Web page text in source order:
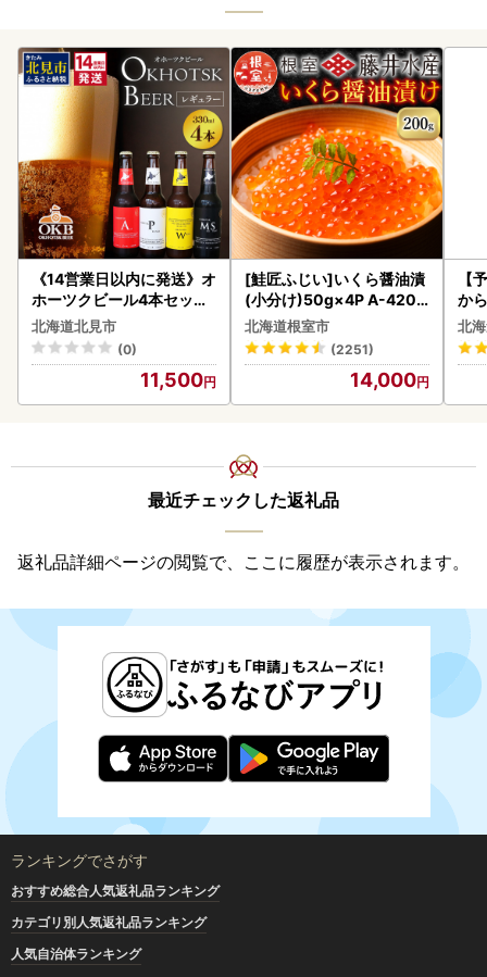
《14営業日以内に発送》オ
ホーツクビール4本セット
( 飲料 飲み物 お酒 ビール
クラフトビール 瓶ビール
贈答 ギフト 贈り物 お中元
御中元 お歳暮 御歳暮 お祝
い プレゼント モルトビー
北海道北見市
(0)
11,500
[鮭匠ふじい]いくら醤油漬
(小分け)50g×4P A-4209
5
北海道根室市
(2251)
14,000
【
か
ら
g (
)【
北
最近チェックした返礼品
返礼品詳細ページの閲覧で、ここに履歴が表示されます。
ランキングでさがす
おすすめ総合人気返礼品ランキング
カテゴリ別人気返礼品ランキング
人気自治体ランキング